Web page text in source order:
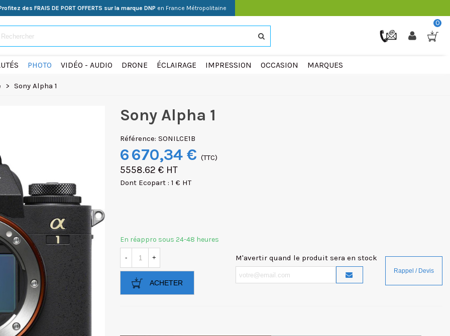
des FRAIS DE PORT OFFERTS sur la marque DNP en France Métropolitaine
0
PHOTO VIDÉO - AUDIO DRONE ÉCLAIRAGE IMPRESSION OCCASION MARQUES
> Sony Alpha 1
Sony Alpha 1
Référence: SONILCE1B
6 670,34 € (TTC)
5558.62 € HT
Dont Ecopart : 1 € HT
En réappro sous 24-48 heures
- +
ACHETER
M'avertir quand le produit sera en stock